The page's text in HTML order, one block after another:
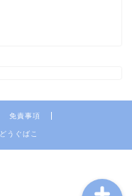
免責事項
うぐばこ
素材 写真